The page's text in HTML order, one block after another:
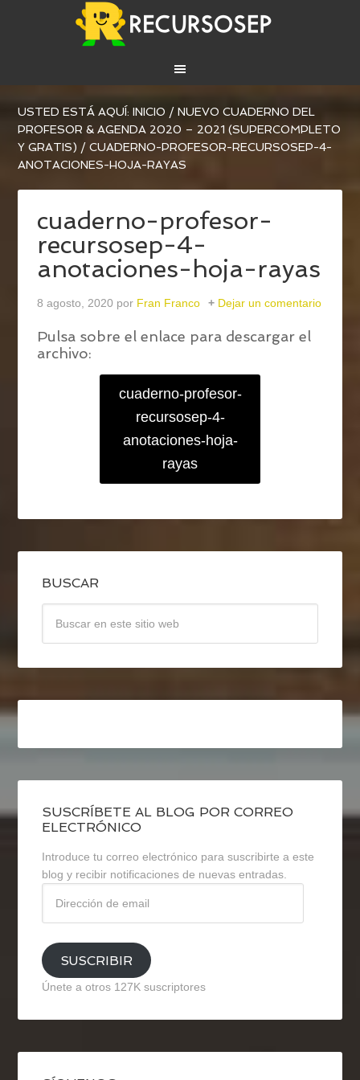
USTED ESTÁ AQUÍ:INICIO / NUEVO CUADERNO DEL
PROFESOR & AGENDA 2020 – 2021 (SUPERCOMPLETO
Y GRATIS) / CUADERNO-PROFESOR-RECURSOSEP-4-
ANOTACIONES-HOJA-RAYAS
cuaderno-profesor-
recursosep-4-
anotaciones-hoja-rayas
8 agosto, 2020 por Fran Franco Dejar un comentario
Pulsa sobre el enlace para descargar el
archivo:
cuaderno-profesor-
recursosep-4-
anotaciones-hoja-
rayas
BUSCAR
SUSCRÍBETE AL BLOG POR CORREO
ELECTRÓNICO
Introduce tu correo electrónico para suscribirte a este
blog y recibir notificaciones de nuevas entradas.
email
SUSCRIBIR
Únete a otros 127K suscriptores